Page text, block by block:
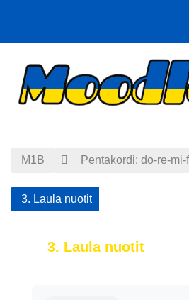
M1B Pentakordi: do-re-mi-
3. Laula nuotit
3. Laula nuotit